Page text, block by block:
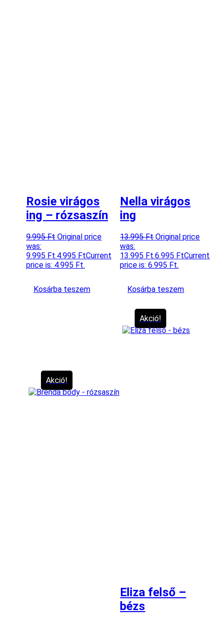
Rosie virágos
ing – rózsaszín
9.995Ft Original price
was:
9.995 Ft.4.995 FtCurrent
price is: 4.995 Ft.
Kosárba teszem
Nella virágos
ing
13.995Ft Original price
was:
13.995 Ft.6.995 FtCurrent
price is: 6.995 Ft.
Kosárba teszem
Akció!
Akció!
Eliza felső –
bézs